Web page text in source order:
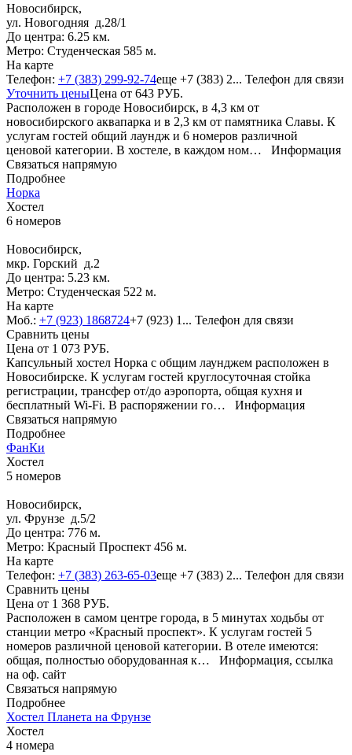
Новосибирск,
ул. Новогодняя д.28/1
До центра: 6.25 км.
Метро: Студенческая 585 м.
На карте
Телефон: +7 (383) 299-92-74еще +7 (383) 2... Телефон для связи
Уточнить ценыЦена от 643 РУБ.
Расположен в городе Новосибирск, в 4,3 км от
новосибирского аквапарка и в 2,3 км от памятника Славы. К
услугам гостей общий лаундж и 6 номеров различной
ценовой категории. В хостеле, в каждом ном… Информация
Связаться напрямую
Подробнее
Норка
Хостел
6 номеров
Новосибирск,
мкр. Горский д.2
До центра: 5.23 км.
Метро: Студенческая 522 м.
На карте
Моб.: +7 (923) 1868724+7 (923) 1... Телефон для связи
Сравнить цены
Цена от 1 073 РУБ.
Капсульный хостел Норка с общим лаунджем расположен в
Новосибирске. К услугам гостей круглосуточная стойка
регистрации, трансфер от/до аэропорта, общая кухня и
бесплатный Wi-Fi. В распоряжении го… Информация
Связаться напрямую
Подробнее
ФанКи
Хостел
5 номеров
Новосибирск,
ул. Фрунзе д.5/2
До центра: 776 м.
Метро: Красный Проспект 456 м.
На карте
Телефон: +7 (383) 263-65-03еще +7 (383) 2... Телефон для связи
Сравнить цены
Цена от 1 368 РУБ.
Расположен в самом центре города, в 5 минутах ходьбы от
станции метро «Красный проспект». К услугам гостей 5
номеров различной ценовой категории. В отеле имеются:
общая, полностью оборудованная к… Информация, ссылка
на оф. сайт
Связаться напрямую
Подробнее
Хостел Планета на Фрунзе
Хостел
4 номера